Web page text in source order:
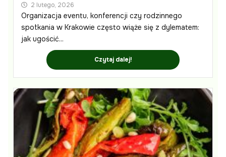
2 lutego, 2026
Organizacja eventu, konferencji czy rodzinnego
spotkania w Krakowie często wiąże się z dylematem:
jak ugościć...
Czytaj dalej!